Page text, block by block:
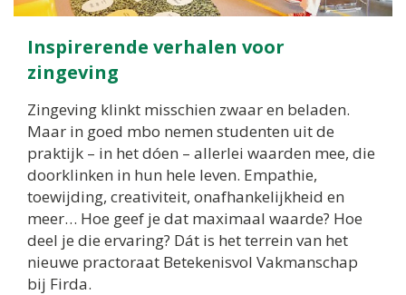
Inspirerende verhalen voor
zingeving
Zingeving klinkt misschien zwaar en beladen.
Maar in goed mbo nemen studenten uit de
praktijk – in het dóen – allerlei waarden mee, die
doorklinken in hun hele leven. Empathie,
toewijding, creativiteit, onafhankelijkheid en
meer… Hoe geef je dat maximaal waarde? Hoe
deel je die ervaring? Dát is het terrein van het
nieuwe practoraat Betekenisvol Vakmanschap
bij Firda.